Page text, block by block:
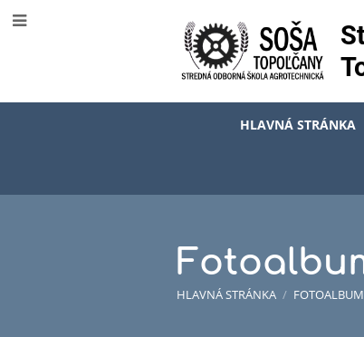
HLAVNÁ STRÁNKA
HLAVNÁ STRÁNKA / FOTOALBUM